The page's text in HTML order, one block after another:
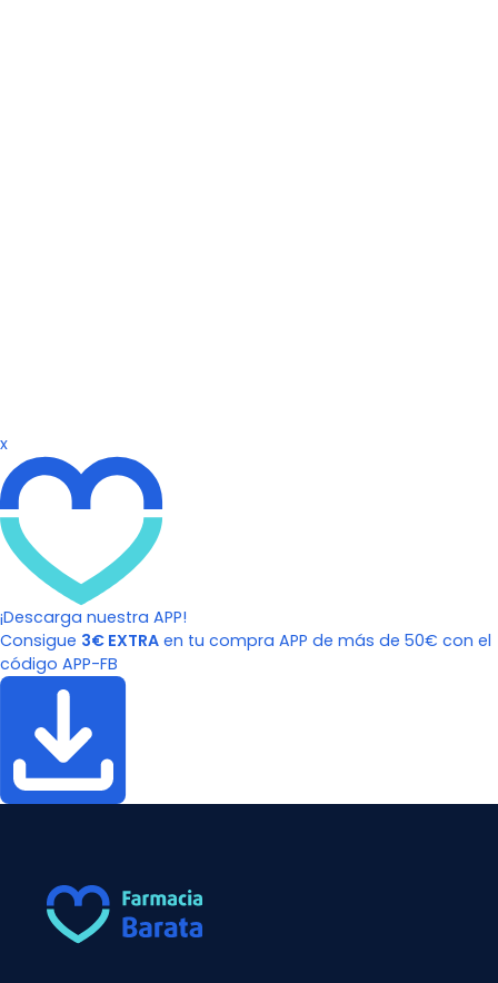
x
¡Descarga nuestra APP!
Consigue 3€ EXTRA en tu compra APP de más de 50€ con el
código APP-FB